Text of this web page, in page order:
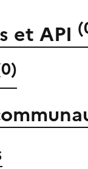
et API (
0)